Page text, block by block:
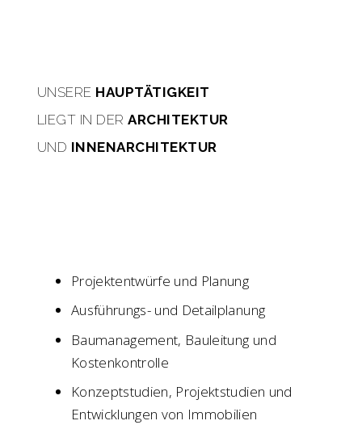
UNSERE HAUPTÄTIGKEIT
LIEGT IN DERARCHITEKTUR
UND INNENARCHITEKTUR
Projektentwürfe und Planung
Ausführungs- und Detailplanung
Baumanagement, Bauleitung und
Kostenkontrolle
Konzeptstudien, Projektstudien und
Entwicklungen von Immobilien